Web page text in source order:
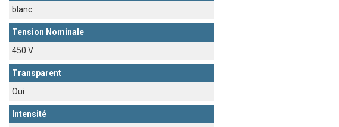
blanc
Tension Nominale
450 V
Transparent
Oui
Intensité